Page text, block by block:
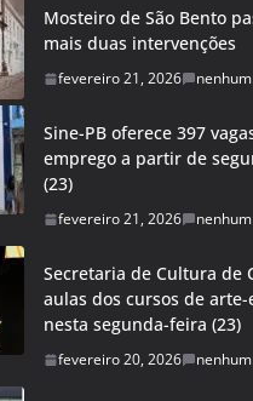
Mosteiro de São Bento
mais duas intervenções
fevereiro 21, 2026
Sine-PB oferece 397
emprego a partir de
(23)
fevereiro 21, 2026
Secretaria de Cultura de
aulas dos cursos de arte-
nesta segunda-feira (23)
fevereiro 20, 2026